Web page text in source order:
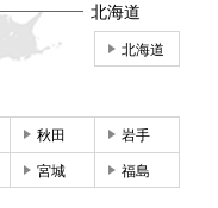
北海道
北海道
秋田 岩手
宮城 福島